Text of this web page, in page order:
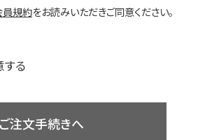
員規約をお読みいただきご同意ください。
る
ご注文手続きへ